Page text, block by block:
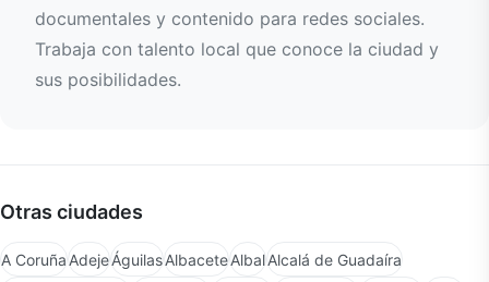
documentales y contenido para redes sociales.
Trabaja con talento local que conoce la ciudad y
sus posibilidades.
Otras ciudades
A CoruñaAdejeÁguilasAlbaceteAlbalAlcalá de Guadaíra